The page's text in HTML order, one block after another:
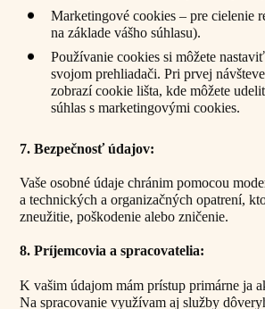
Marketingové cookies – pre cielenie
na základe vášho súhlasu).
Používanie cookies si môžete
svojom prehliadači. Pri prvej
zobrazí cookie lišta, kde môžete
súhlas s marketingovými cookies.
7. Bezpečnosť údajov:
Vaše osobné údaje chránim pomocou
a technických a organizačných opatrení,
zneužitie, poškodenie alebo zničenie.
8. Príjemcovia a spracovatelia:
K vašim údajom mám prístup primárne ja
Na spracovanie využívam aj služby